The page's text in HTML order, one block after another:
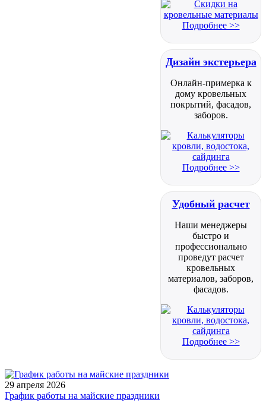
Подробнее >>
Дизайн экстерьера
Онлайн-примерка к
дому кровельных
покрытий, фасадов,
заборов.
Подробнее >>
Удобный расчет
Наши менеджеры
быстро и
профессионально
проведут расчет
кровельных
материалов, заборов,
фасадов.
Подробнее >>
29 апреля 2026
График работы на майские праздники